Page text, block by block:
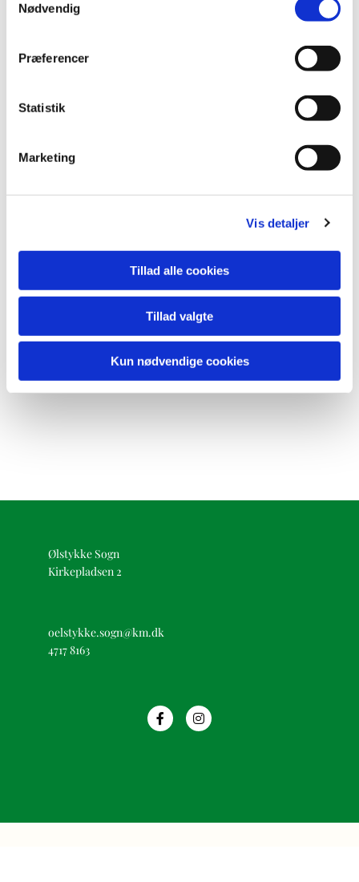
Nødvendig
Præferencer
Statistik
Marketing
Vis detaljer
Tillad alle cookies
Tillad valgte
Kun nødvendige cookies
Udlejresalen
tilbud i for sognets små størrelser
søndagen!
Ølstykke Sogn
Kirkepladsen 2
oelstykke.sogn@km.dk
4717 8163